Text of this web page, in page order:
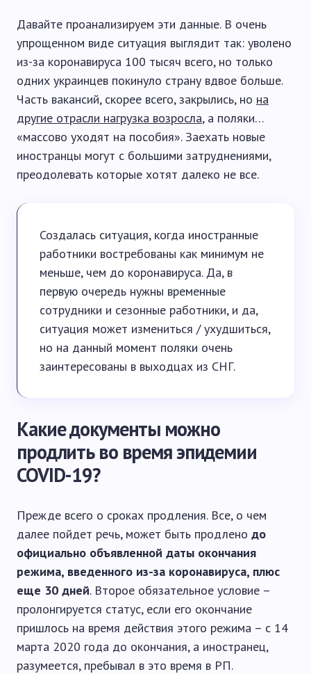
Давайте проанализируем эти данные. В очень
упрощенном виде ситуация выглядит так: уволено
из-за коронавируса 100 тысяч всего, но только
одних украинцев покинуло страну вдвое больше.
Часть вакансий, скорее всего, закрылись, но на
другие отрасли нагрузка возросла, а поляки…
«массово уходят на пособия». Заехать новые
иностранцы могут с большими затруднениями,
преодолевать которые хотят далеко не все.
Создалась ситуация, когда иностранные
работники востребованы как минимум не
меньше, чем до коронавируса. Да, в
первую очередь нужны временные
сотрудники и сезонные работники, и да,
ситуация может измениться / ухудшиться,
но на данный момент поляки очень
заинтересованы в выходцах из СНГ.
Какие документы можно
продлить во время эпидемии
COVID-19?
Прежде всего о сроках продления. Все, о чем
далее пойдет речь, может быть продлено до
официально объявленной даты окончания
режима, введенного из-за коронавируса, плюс
еще 30 дней. Второе обязательное условие –
пролонгируется статус, если его окончание
пришлось на время действия этого режима – с 14
марта 2020 года до окончания, а иностранец,
разумеется, пребывал в это время в РП.